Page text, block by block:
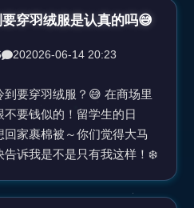
视穿羽绒服是认真的吗😅
202026-06-14 20:23
要穿羽绒服？😅 在商场里
要钱似的！留学生的日
家裹棉被～你们觉得大马
告诉我是不是只有我这样！❄️